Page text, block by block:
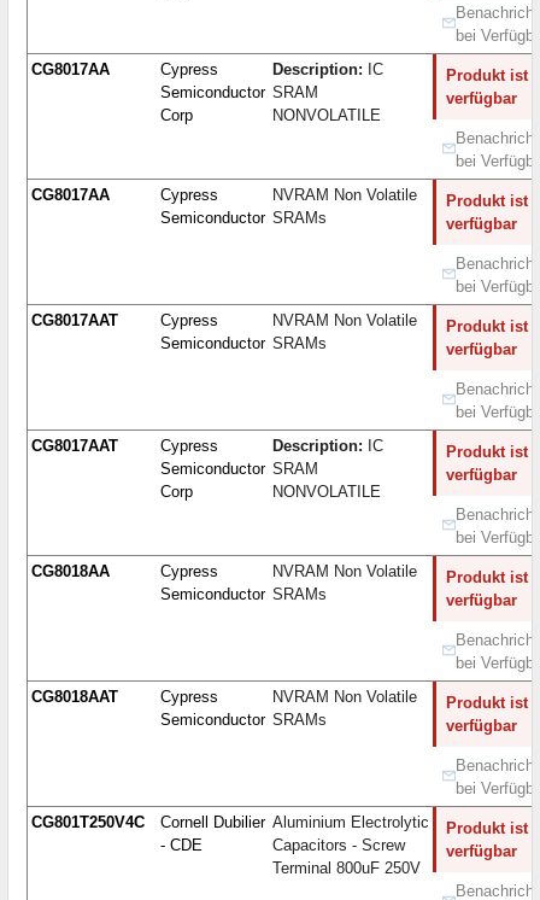
bei
CG8017AA
Cypress
Semiconductor
Corp
Description: IC
SRAM
NONVOLATILE
Produkt ist
verfügbar
bei
CG8017AA
Cypress
Semiconductor
NVRAM Non Volatile
SRAMs
Produkt ist
verfügbar
bei
CG8017AAT
Cypress
Semiconductor
NVRAM Non Volatile
SRAMs
Produkt ist
verfügbar
bei
CG8017AAT
Cypress
Semiconductor
Corp
Description: IC
SRAM
NONVOLATILE
Produkt ist
verfügbar
bei
CG8018AA
Cypress
Semiconductor
NVRAM Non Volatile
SRAMs
Produkt ist
verfügbar
bei
CG8018AAT
Cypress
Semiconductor
NVRAM Non Volatile
SRAMs
Produkt ist
verfügbar
bei
CG801T250V4C
Cornell Dubilier
- CDE
Aluminium Electrolytic
Capacitors - Screw
Terminal 800uF 250V
Produkt ist
verfügbar